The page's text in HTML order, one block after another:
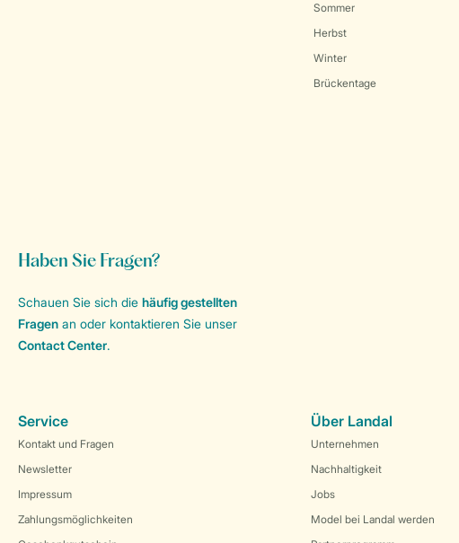
Sommer
Herbst
Winter
Brückentage
Haben Sie Fragen?
Schauen Sie sich die häufig gestellten
Fragen an oder kontaktieren Sie unser
Contact Center.
Service
Kontakt und Fragen
Newsletter
Impressum
Zahlungsmöglichkeiten
Über Landal
Unternehmen
Nachhaltigkeit
Jobs
Model bei Landal werden